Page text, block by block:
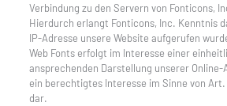
Verbindung zu den Servern von Fonticons,
Hierdurch erlangt Fonticons, Inc. Kenntnis
IP-Adresse unsere Website aufgerufen
Web Fonts erfolgt im Interesse einer
ansprechenden Darstellung unserer
ein berechtigtes Interesse im Sinne von Art.
dar.